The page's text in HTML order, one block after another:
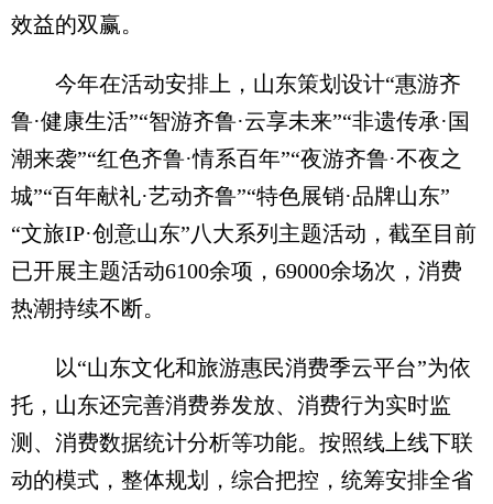
效益的双赢。
今年在活动安排上，山东策划设计“惠游齐
鲁·健康生活”“智游齐鲁·云享未来”“非遗传承·国
潮来袭”“红色齐鲁·情系百年”“夜游齐鲁·不夜之
城”“百年献礼·艺动齐鲁”“特色展销·品牌山东”
“文旅IP·创意山东”八大系列主题活动，截至目前
已开展主题活动6100余项，69000余场次，消费
热潮持续不断。
以“山东文化和旅游惠民消费季云平台”为依
托，山东还完善消费券发放、消费行为实时监
测、消费数据统计分析等功能。按照线上线下联
动的模式，整体规划，综合把控，统筹安排全省